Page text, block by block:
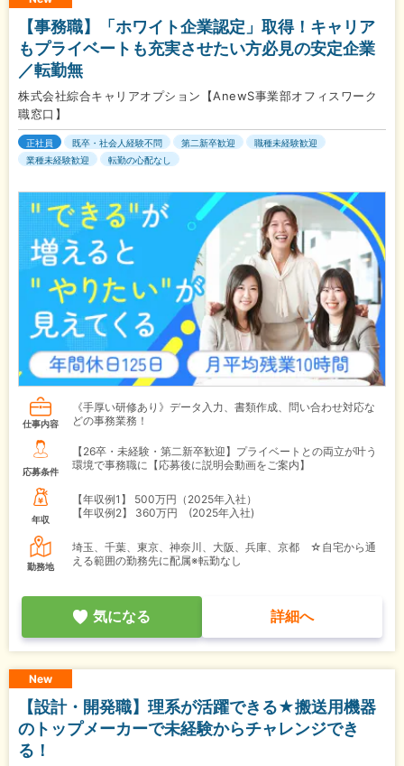
【事務職】「ホワイト企業認定」取得！キャリア
もプライベートも充実させたい方必見の安定企業
／転勤無
株式会社綜合キャリアオプション【AnewS事業部オフィスワーク
職窓口】
正社員 既卒・社会人経験不問 第二新卒歓迎
職種未経験歓迎
業種未経験歓迎
転勤の心配なし
仕事内容
《手厚い研修あり》データ入力、書類作成、問い合わせ対応な
どの事務業務！
応募条件
【26卒・未経験・第二新卒歓迎】プライベートとの両立が叶う
環境で事務職に【応募後に説明会動画をご案内】
年収
【年収例1】
500万円（2025年入社）
【年収例2】
360万円 (2025年入社)
勤務地
埼玉、千葉、東京、神奈川、大阪、兵庫、京都 ☆自宅から通
える範囲の勤務先に配属※転勤なし
気になる 詳細へ
New
【設計・開発職】理系が活躍できる★搬送用機器
のトップメーカーで未経験からチャレンジでき
る！